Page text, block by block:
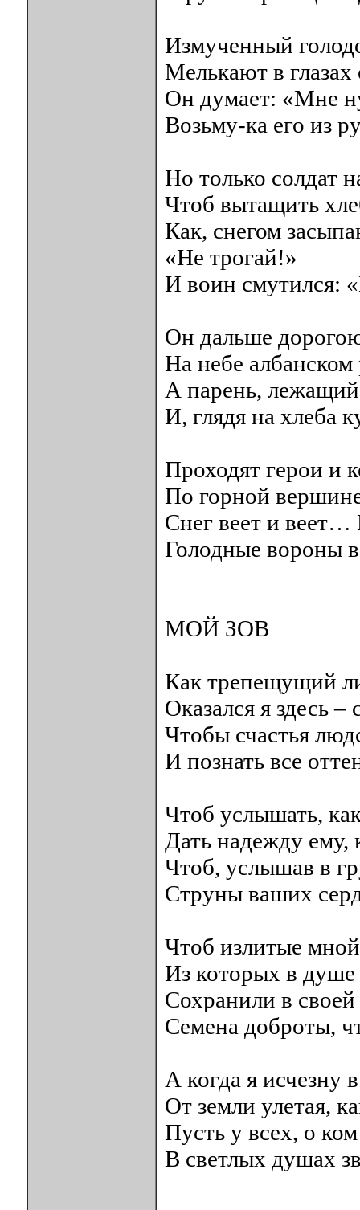
Измученный
Мелькают в глазах
Он думает: «Мне
Возьму-ка его из
Но только солдат
Чтоб вытащить
Как, снегом
«Не трогай!»
И воин смутился:
Он дальше
На небе
А парень, лежащий
И, глядя на хлеба
Проходят герои и
По горной
Снег веет и
Голодные вороны
МОЙ ЗОВ
Как трепещущий
Оказался я здесь
Чтобы счастья
И познать все
Чтоб услышать,
Дать надежду ему,
Чтоб, услышав в
Струны ваших
Чтоб излитые
Из которых в душе
Сохранили в
Семена доброты,
А когда я исчезну
От земли улетая,
Пусть у всех, о
В светлых душах